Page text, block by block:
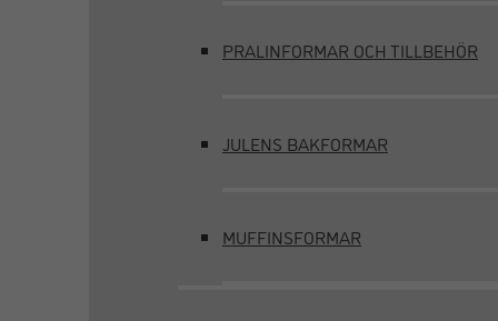
PRALINFORMAR OCH TILLBEHÖR
JULENS BAKFORMAR
MUFFINSFORMAR